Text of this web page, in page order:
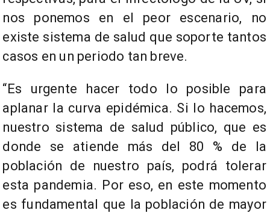
nos ponemos en el peor escenario, no
existe sistema de salud que soporte tantos
casos en un periodo tan breve.
“Es urgente hacer todo lo posible para
aplanar la curva epidémica. Si lo hacemos,
nuestro sistema de salud público, que es
donde se atiende más del 80 % de la
población de nuestro país, podrá tolerar
esta pandemia. Por eso, en este momento
es fundamental que la población de mayor